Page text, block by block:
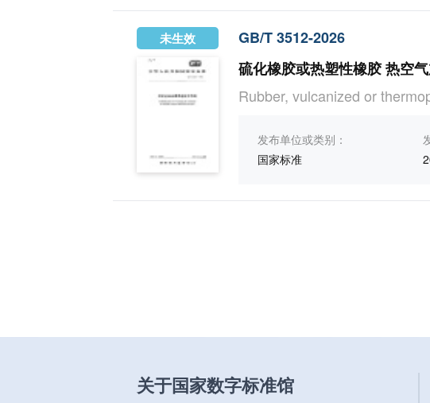
未生效
GB/T 3512-2026
硫化橡胶或热塑性橡胶 热空
Rubber, vulcanized or
发布单位或类别：
国家标准
关于国家数字标准馆